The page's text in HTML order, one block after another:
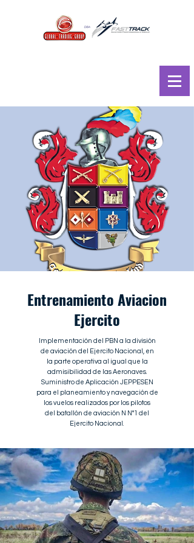
Entrenamiento Aviacion
Ejercito
Implementación del PBN a la división
de aviación del Ejercito Nacional, en
la parte operativa al igual que la
admisibilidad de las Aeronaves.
Suministro de Aplicación JEPPESEN
para el planeamiento y navegación de
los vuelos realizados por los pilotos
del batallón de aviación N N°1 del
Ejercito Nacional.